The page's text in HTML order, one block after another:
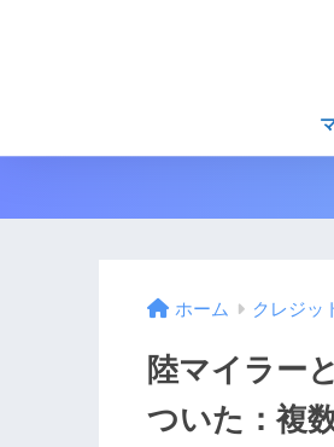
ホーム クレジッ
陸マイラー
ついた：複